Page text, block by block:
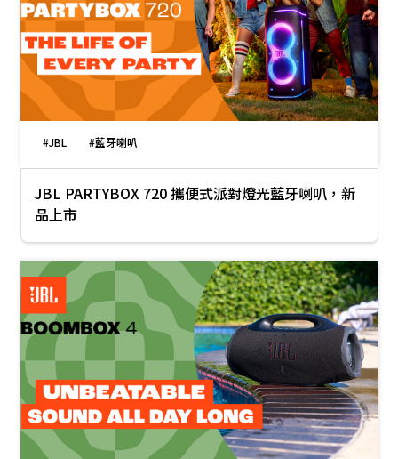
#JBL #藍牙喇叭
JBL PARTYBOX 720 攜便式派對燈光藍牙喇叭，新
品上市